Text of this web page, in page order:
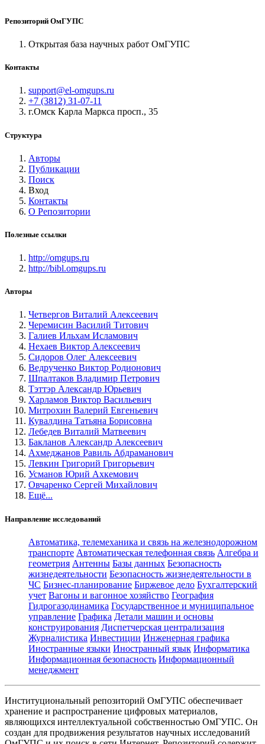
Репозиторий ОмГУПС
Открытая база научных работ ОмГУПС
Контакты
support@el-omgups.ru
+7 (3812) 31-07-11
г.Омск Карла Маркса просп., 35
Структура
Авторы
Публикации
Поиск
Вход
Контакты
О Репозитории
Полезные ссылки
http://omgups.ru
http://bibl.omgups.ru
Авторы
Четвергов Виталий Алексеевич
Черемисин Василий Титович
Галиев Ильхам Исламович
Нехаев Виктор Алексеевич
Сидоров Олег Алексеевич
Ведрученко Виктор Родионович
Шпалтаков Владимир Петрович
Тэттэр Александр Юрьевич
Харламов Виктор Васильевич
Митрохин Валерий Евгеньевич
Кувалдина Татьяна Борисовна
Лебедев Виталий Матвеевич
Бакланов Александр Алексеевич
Ахмеджанов Равиль Абдраманович
Левкин Григорий Григорьевич
Усманов Юрий Ахкемович
Овчаренко Сергей Михайлович
Ещё...
Направление исследований
Автоматика, телемеханика и связь на железнодорожном
транспорте Автоматическая телефонная связь Алгебра и
геометрия Антенны Базы данных Безопасность
жизнедеятельности Безопасность жизнедеятельности в
ЧС Бизнес-планирование Биржевое дело Бухгалтерский
учет Вагоны и вагонное хозяйство География
Гидрогазодинамика Государственное и муниципальное
управление Графика Детали машин и основы
конструирования Диспетчерская централизация
Журналистика Инвестиции Инженерная графика
Иностранные языки Иностранный язык Информатика
Информационная безопасность Информационный
менеджмент
Институциональный репозиторий ОмГУПС обеспечивает
хранение и распространение цифровых материалов,
являющихся интеллектуальной собственностью ОмГУПС. Он
создан для продвижения результатов научных исследований